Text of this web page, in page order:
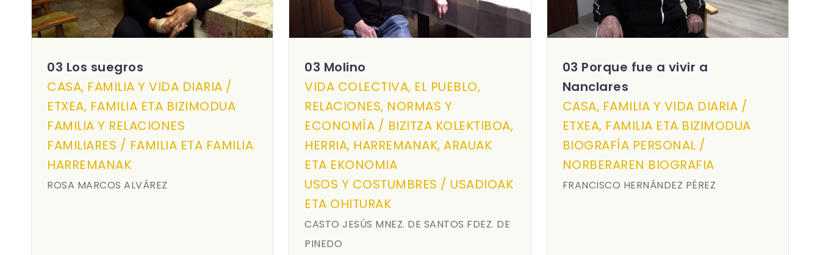
03 Los suegros
CASA, FAMILIA Y VIDA DIARIA /
ETXEA, FAMILIA ETA BIZIMODUA
FAMILIA Y RELACIONES
FAMILIARES / FAMILIA ETA FAMILIA
HARREMANAK
ROSA MARCOS ALVÁREZ
03 Molino
VIDA COLECTIVA, EL PUEBLO,
RELACIONES, NORMAS Y
ECONOMÍA / BIZITZA KOLEKTIBOA,
HERRIA, HARREMANAK, ARAUAK
ETA EKONOMIA
USOS Y COSTUMBRES / USADIOAK
ETA OHITURAK
CASTO JESÚS MNEZ. DE SANTOS FDEZ. DE
PINEDO
03 Porque fue a vivir a
Nanclares
CASA, FAMILIA Y VIDA DIARIA /
ETXEA, FAMILIA ETA BIZIMODUA
BIOGRAFÍA PERSONAL /
NORBERAREN BIOGRAFIA
FRANCISCO HERNÁNDEZ PÉREZ